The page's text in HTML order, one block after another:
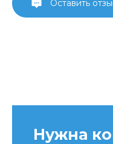
Оставить
Нужна